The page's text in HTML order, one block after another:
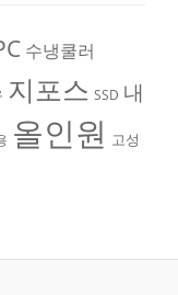
수냉쿨러
지포스 SSD 내
올인원 고성